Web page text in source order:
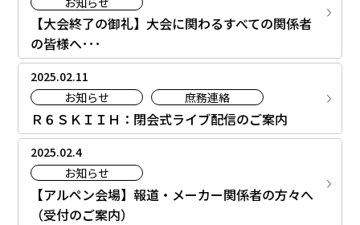
会場案内
お問い合わせ
【大会終了の御礼】大会に関わるすべての関係者
の皆様へ･･･
2025.02.11
お知らせ
庶務連絡
Ｒ６ＳＫＩＩＨ：閉会式ライブ配信のご案内
2025.02.4
お知らせ
【アルペン会場】報道・メーカー関係者の方々へ
（受付のご案内）